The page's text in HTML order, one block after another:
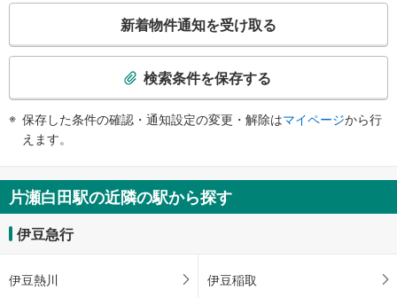
検
を
受
け
取
・
新着物件通知を受け取る
検索条件を保存する
保存した条件の確認・通知設定の変更・解除はマイページから行
えます。
片瀬白田駅の近隣の駅から探す
伊豆急行
伊豆熱川 伊豆稲取